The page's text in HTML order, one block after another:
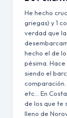
He hecho
griegas) y 1
verdad que
hecho el de
pésima.
siendo el
etc... En
de los que te
lleno de